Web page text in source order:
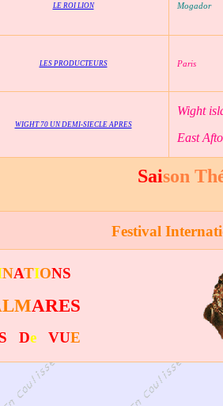
LE ROI LION Mogador
LES PRODUCTEURS Paris
WIGHT 70 UN DEMI-SIECLE APRES
Wight
East
Saison
Festival
NATIONS
ARES
De VUE